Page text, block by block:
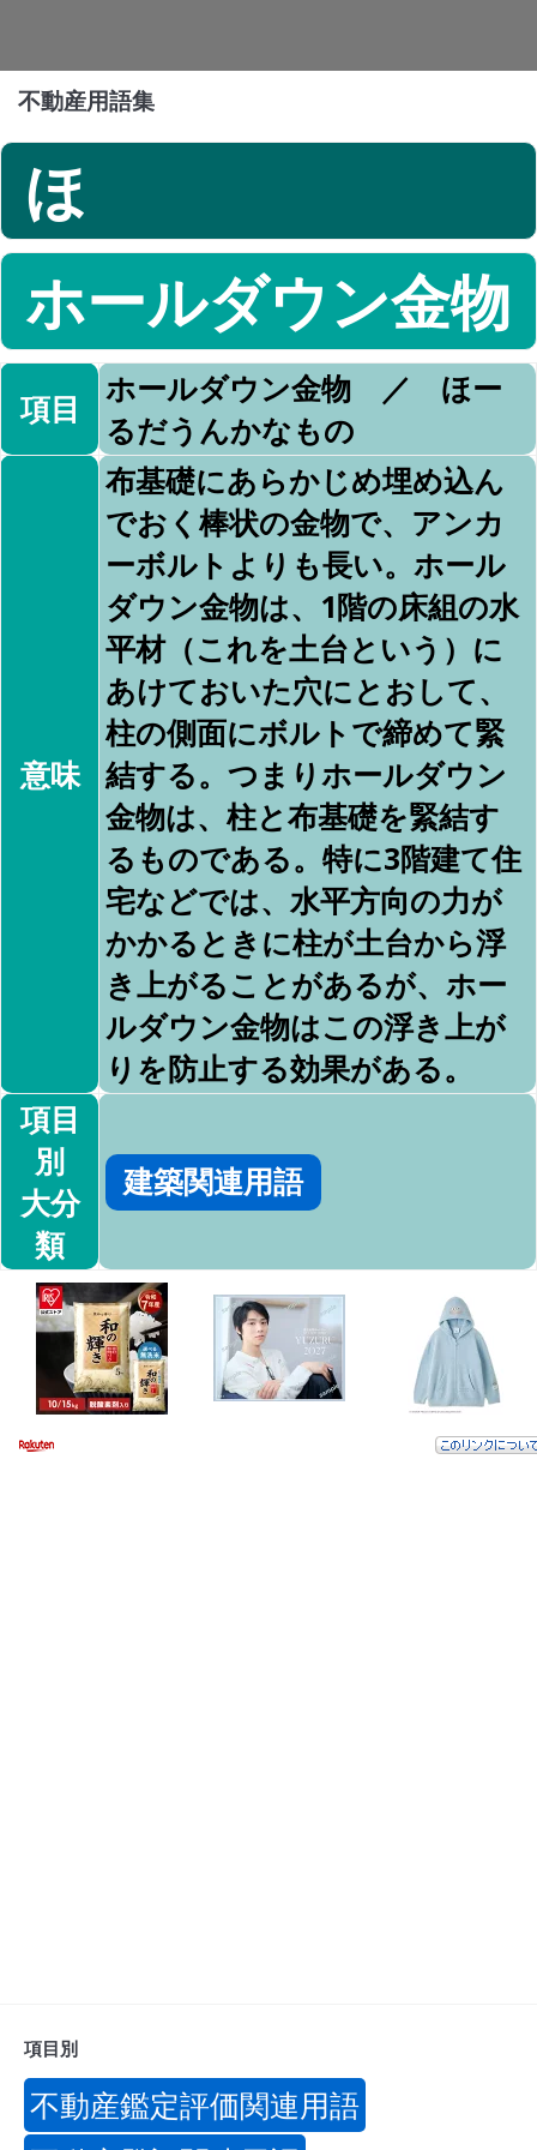
不動産用語集
ほ
ホールダウン金物
項目
ホールダウン金物 ／ ほー
るだうんかなもの
意味
布基礎にあらかじめ埋め込ん
でおく棒状の金物で、アンカ
ーボルトよりも長い。ホール
ダウン金物は、1階の床組の水
平材（これを土台という）に
あけておいた穴にとおして、
柱の側面にボルトで締めて緊
結する。つまりホールダウン
金物は、柱と布基礎を緊結す
るものである。特に3階建て住
宅などでは、水平方向の力が
かかるときに柱が土台から浮
き上がることがあるが、ホー
ルダウン金物はこの浮き上が
りを防止する効果がある。
項目
別
大分
類
建築関連用語
項目別
不動産鑑定評価関連用語